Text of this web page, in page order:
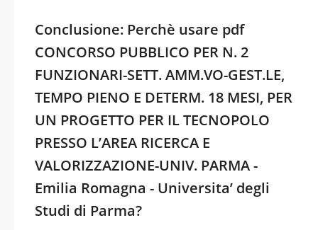
Conclusione: Perchè usare pdf
CONCORSO PUBBLICO PER N. 2
FUNZIONARI-SETT. AMM.VO-GEST.LE,
TEMPO PIENO E DETERM. 18 MESI, PER
UN PROGETTO PER IL TECNOPOLO
PRESSO L’AREA RICERCA E
VALORIZZAZIONE-UNIV. PARMA -
Emilia Romagna - Universita’ degli
Studi di Parma?